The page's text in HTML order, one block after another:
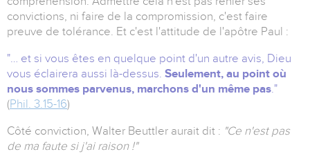
convictions, ni faire de la compromission, c'est faire
preuve de tolérance. Et c'est l'attitude de l'apôtre Paul :
"… et si vous êtes en quelque point d'un autre avis, Dieu
vous éclairera aussi là-dessus. Seulement, au point où
nous sommes parvenus, marchons d'un même pas."
(Phil. 3.15-16)
Côté conviction, Walter Beuttler aurait dit : "Ce n'est pas
de ma faute si j'ai raison !"